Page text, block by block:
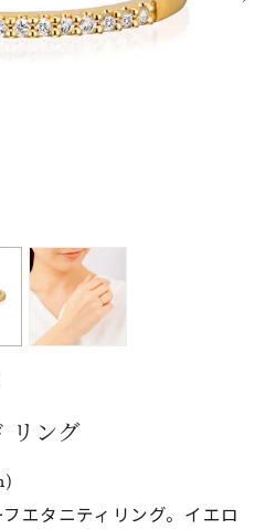
すべてのジュエリー
リング
エタニティリング。イエロ